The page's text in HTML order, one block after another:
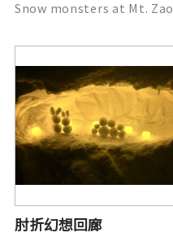
Snow monsters at Mt. Zao
肘折幻想回廊